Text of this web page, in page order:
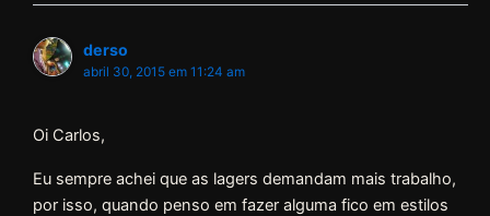
derso
abril 30, 2015 em 11:24 am
Oi Carlos,
Eu sempre achei que as lagers demandam mais trabalho,
por isso, quando penso em fazer alguma fico em estilos